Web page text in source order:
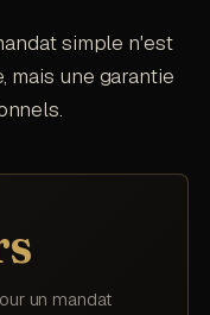
simple n'est
mais une garantie
un mandat